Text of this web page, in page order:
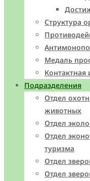
Структура
Медаль
Подразделения
Отдел
животных
Отдел
Отдел
туризма
Отдел
Отдел